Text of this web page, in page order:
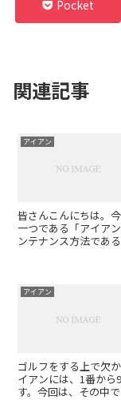
Pocket
関連記事
アイアン
皆さんこんにちは。
一つである「アイア
ンテナンス方法であ
アイアン
ゴルフをする上で欠
イアンには、1番から
す。今回は、その中